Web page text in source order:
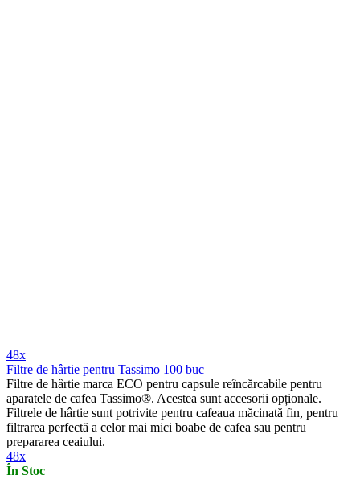
48x
Filtre de hârtie pentru Tassimo 100 buc
Filtre de hârtie marca ECO pentru capsule reîncărcabile pentru
aparatele de cafea Tassimo®. Acestea sunt accesorii opționale.
Filtrele de hârtie sunt potrivite pentru cafeaua măcinată fin, pentru
filtrarea perfectă a celor mai mici boabe de cafea sau pentru
prepararea ceaiului.
48x
În Stoc